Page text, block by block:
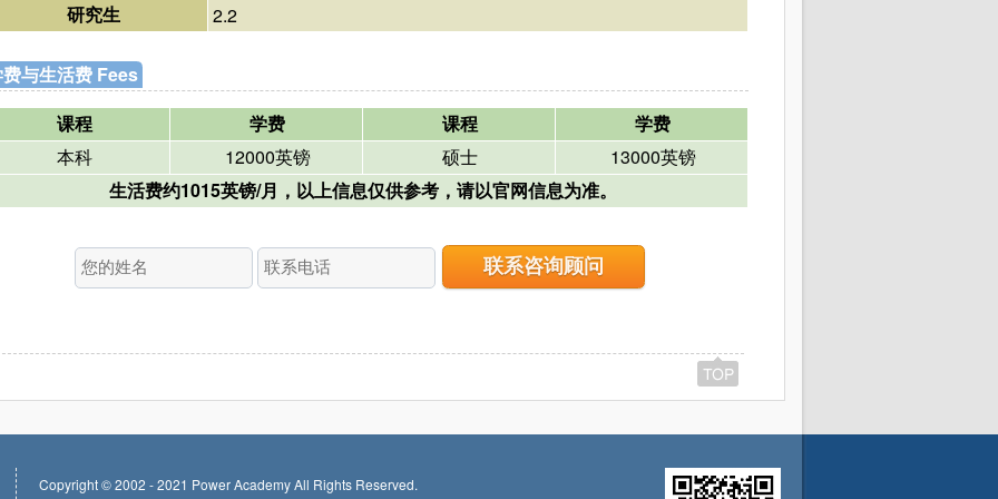
研究生 2.2
与生活费 Fees
课程
学费 课程
学费
本科
12000英镑 硕士
13000英镑
生活费约1015英镑/月，以上信息仅供参考，请以官网信息为准。
Copyright © 2002 - 2021 Power Academy All Rights Reserved.